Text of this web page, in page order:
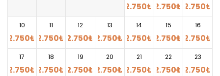
2.750₺ 2.750₺ 2.750₺
10
2.750₺
11
2.750₺
12
2.750₺
13
2.750₺
14
2.750₺
15
2.750₺
16
2.750₺
17
2.750₺
18
2.750₺
19
2.750₺
20
2.750₺
21
2.750₺
22
2.750₺
23
2.750₺